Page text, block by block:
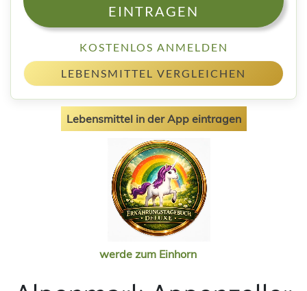
EINTRAGEN
KOSTENLOS ANMELDEN
LEBENSMITTEL VERGLEICHEN
Lebensmittel in der App eintragen
werde zum Einhorn